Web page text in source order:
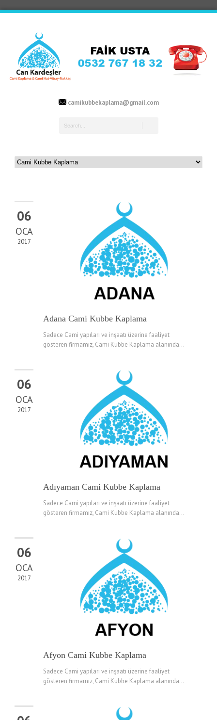
camikubbekaplama@gmail.com
06
OCA
2017
Adana Cami Kubbe Kaplama
Sadece Cami yapıları ve inşaatı üzerine faaliyet
gösteren firmamız, Cami Kubbe Kaplama alanında...
06
OCA
2017
Adıyaman Cami Kubbe Kaplama
Sadece Cami yapıları ve inşaatı üzerine faaliyet
gösteren firmamız, Cami Kubbe Kaplama alanında...
06
OCA
2017
Afyon Cami Kubbe Kaplama
Sadece Cami yapıları ve inşaatı üzerine faaliyet
gösteren firmamız, Cami Kubbe Kaplama alanında...